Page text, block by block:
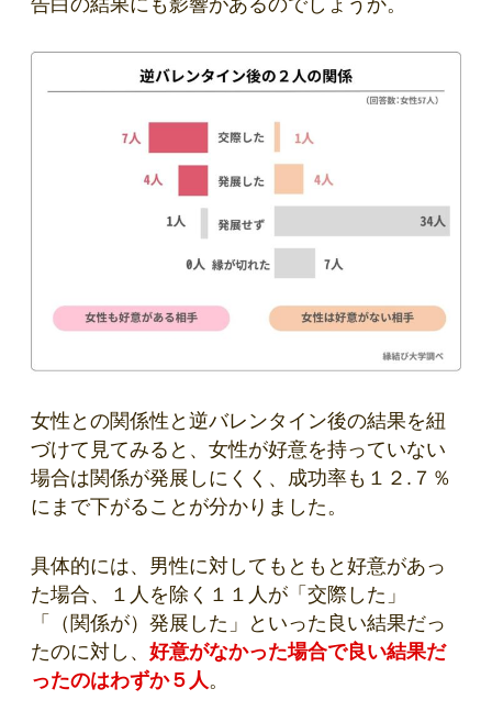
女性との関係性と逆バレンタイン後の結果を紐
づけて見てみると、女性が好意を持っていない
場合は関係が発展しにくく、成功率も１２.７％
にまで下がることが分かりました。
具体的には、男性に対してもともと好意があっ
た場合、１人を除く１１人が「交際した」
「（関係が）発展した」といった良い結果だっ
たのに対し、 好意がなかった場合で良い結果だ
ったのはわずか５人 。